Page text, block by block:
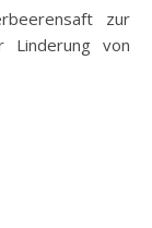
zur
Linderung von